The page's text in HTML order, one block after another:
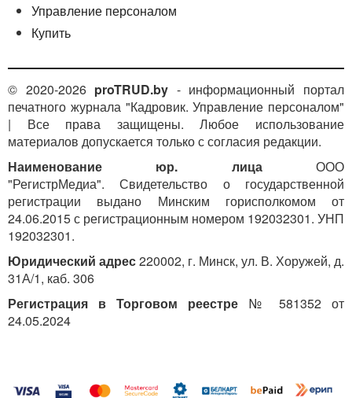
Управление персоналом
Купить
© 2020-2026 proTRUD.by - информационный портал
печатного журнала "Кадровик. Управление персоналом"
| Все права защищены. Любое использование
материалов допускается только с согласия редакции.
Наименование юр. лицаООО
"РегистрМедиа". Свидетельство о государственной
регистрации выдано Минским горисполкомом от
24.06.2015 с регистрационным номером 192032301. УНП
192032301.
Юридический адрес220002, г. Минск, ул. В. Хоружей, д.
31А/1, каб. 306
Регистрация в Торговом реестре № 581352 от
24.05.2024